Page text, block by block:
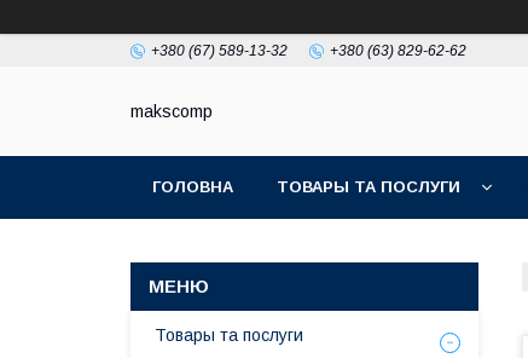
+380 (67) 589-13-32 +380 (63) 829-62-62
makscomp
ГОЛОВНА ТОВАРЫ ТА ПОСЛУГИ
Товары та послуги